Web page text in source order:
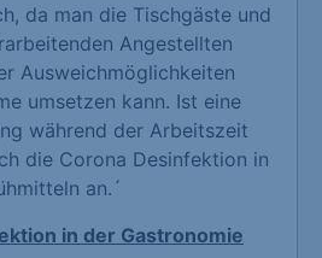
da man die Tischgäste und
Angestellten
Ausweichmöglichkeiten
umsetzen kann. Ist eine
während der Arbeitszeit
die Corona Desinfektion in
an.´
in der Gastronomie